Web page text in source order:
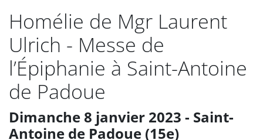
Homélie de Mgr Laurent
Ulrich - Messe de
l’Épiphanie à Saint-Antoine
de Padoue
Dimanche 8 janvier 2023 - Saint-
Antoine de Padoue (15e)